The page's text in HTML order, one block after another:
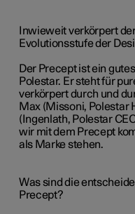
Inwieweit verkörpert
Evolutionsstufe der
Der Precept ist ein
Polestar. Er steht für
verkörpert durch und
Max (Missoni, Polestar
(Ingenlath, Polestar
wir mit dem Precept
als Marke stehen.
Was sind die
Precept?